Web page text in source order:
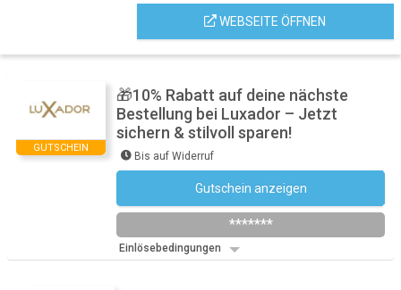
WEBSEITE ÖFFNEN
GUTSCHEIN
🎁10% Rabatt auf deine nächste
Bestellung bei Luxador – Jetzt
sichern & stilvoll sparen!
Bis auf Widerruf
Gutschein anzeigen
*******
Einlösebedingungen